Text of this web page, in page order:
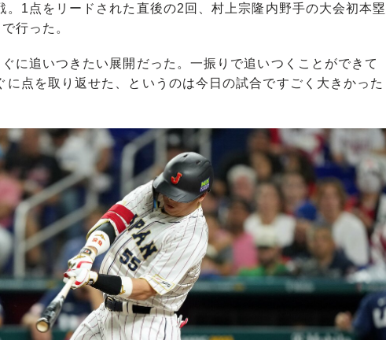
1点をリードされた直後の2回、村上宗隆内野手の大会初本塁
行った。
に追いつきたい展開だった。一振りで追いつくことができて
に点を取り返せた、というのは今日の試合ですごく大きかった